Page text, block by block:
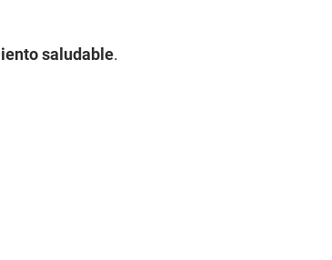
saludable.